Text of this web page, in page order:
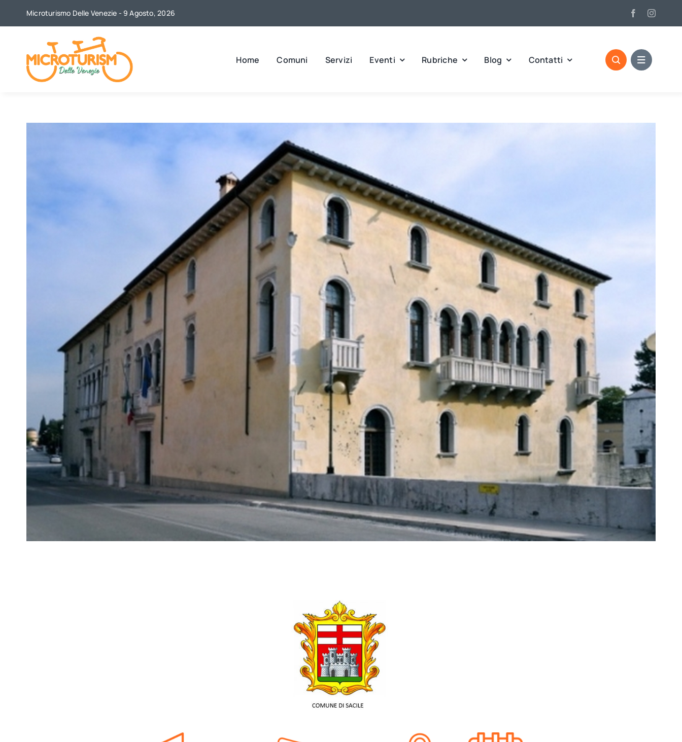
Microturismo Delle Venezie - 9 Agosto, 2026
Home Comuni Servizi Eventi Rubriche Blog Contatti